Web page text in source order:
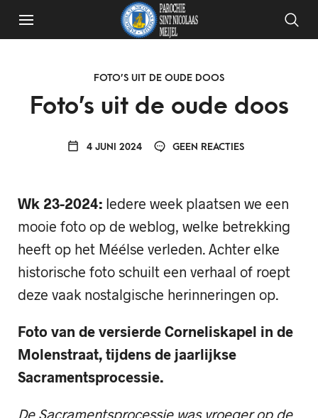
FOTO’S UIT DE OUDE DOOS
Foto’s uit de oude doos
4 JUNI 2024 GEEN REACTIES
Wk 23-2024: Iedere week plaatsen we een
mooie foto op de weblog, welke betrekking
heeft op het Méélse verleden. Achter elke
historische foto schuilt een verhaal of roept
deze vaak nostalgische herinneringen op.
Foto van de versierde Corneliskapel in de
Molenstraat, tijdens de jaarlijkse
Sacramentsprocessie.
De Sacramentsprocessie was vroeger op de